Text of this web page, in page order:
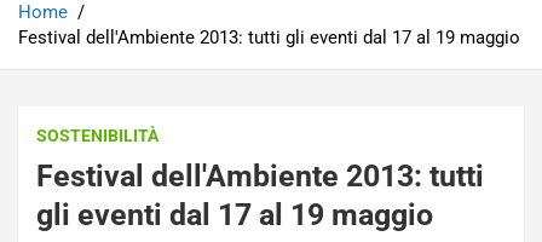
Home
Festival dell'Ambiente 2013: tutti gli eventi dal 17 al 19 maggio
SOSTENIBILITÀ
Festival dell'Ambiente 2013: tutti
gli eventi dal 17 al 19 maggio